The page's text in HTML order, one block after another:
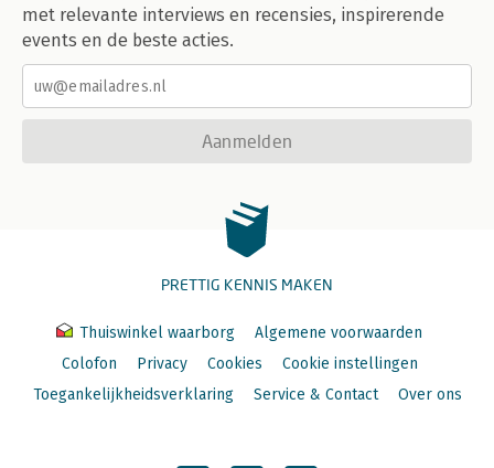
met relevante interviews en recensies, inspirerende
events en de beste acties.
Aanmelden
PRETTIG KENNIS MAKEN
Thuiswinkel waarborg
Algemene voorwaarden
Colofon
Privacy Cookies
Cookie instellingen
Toegankelijkheidsverklaring
Service & Contact Over ons